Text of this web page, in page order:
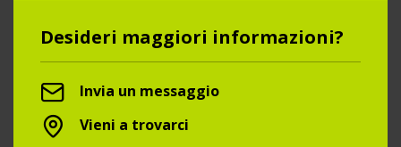
Desideri maggiori informazioni?
Invia un messaggio
Vieni a trovarci